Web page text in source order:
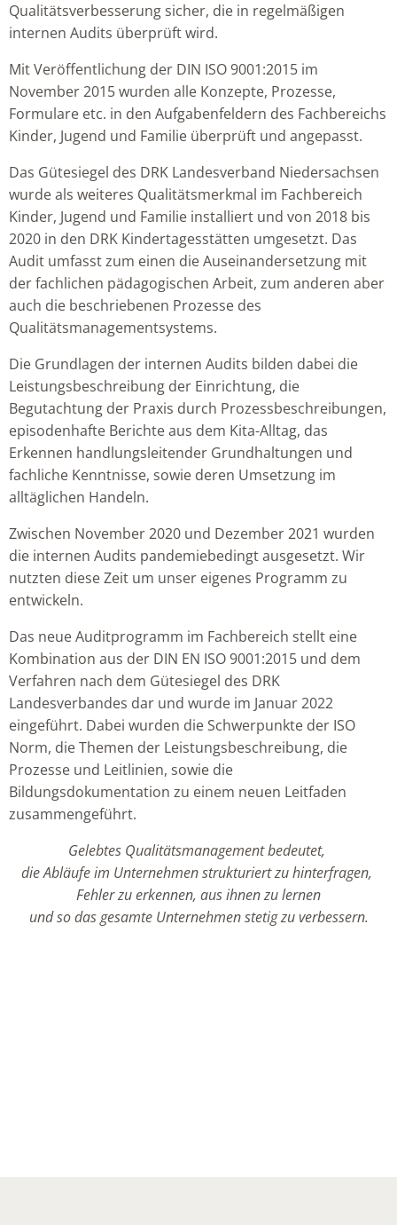
Qualitätsverbesserung sicher, die in regelmäßigen
internen Audits überprüft wird.
Mit Veröffentlichung der DIN ISO 9001:2015 im
November 2015 wurden alle Konzepte, Prozesse,
Formulare etc. in den Aufgabenfeldern des Fachbereichs
Kinder, Jugend und Familie überprüft und angepasst.
Das Gütesiegel des DRK Landesverband Niedersachsen
wurde als weiteres Qualitätsmerkmal im Fachbereich
Kinder, Jugend und Familie installiert und von 2018 bis
2020 in den DRK Kindertagesstätten umgesetzt. Das
Audit umfasst zum einen die Auseinandersetzung mit
der fachlichen pädagogischen Arbeit, zum anderen aber
auch die beschriebenen Prozesse des
Qualitätsmanagementsystems.
Die Grundlagen der internen Audits bilden dabei die
Leistungsbeschreibung der Einrichtung, die
Begutachtung der Praxis durch Prozessbeschreibungen,
episodenhafte Berichte aus dem Kita-Alltag, das
Erkennen handlungsleitender Grundhaltungen und
fachliche Kenntnisse, sowie deren Umsetzung im
alltäglichen Handeln.
Zwischen November 2020 und Dezember 2021 wurden
die internen Audits pandemiebedingt ausgesetzt. Wir
nutzten diese Zeit um unser eigenes Programm zu
entwickeln.
Das neue Auditprogramm im Fachbereich stellt eine
Kombination aus der DIN EN ISO 9001:2015 und dem
Verfahren nach dem Gütesiegel des DRK
Landesverbandes dar und wurde im Januar 2022
eingeführt. Dabei wurden die Schwerpunkte der ISO
Norm, die Themen der Leistungsbeschreibung, die
Prozesse und Leitlinien, sowie die
Bildungsdokumentation zu einem neuen Leitfaden
zusammengeführt.
Gelebtes Qualitätsmanagement bedeutet,
die Abläufe im Unternehmen strukturiert zu hinterfragen,
Fehler zu erkennen, aus ihnen zu lernen
und so das gesamte Unternehmen stetig zu verbessern.